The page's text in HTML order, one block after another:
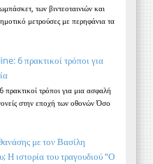
των βιντεοταινιών και
μετρούσες με περηφάνια τα
6 πρακτικοί τρόποι για
τρόποι για μια ασφαλή
στην εποχή των οθονών Όσο
με τον Βασίλη
Η ιστορία του τραγουδιού “Ο